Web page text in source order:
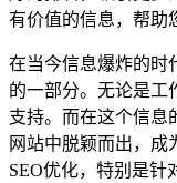
有价值的信息，帮助
在当今信息爆炸的时
的一部分。无论是工
支持。而在这个信息
网站中脱颖而出，成
SEO优化，特别是针